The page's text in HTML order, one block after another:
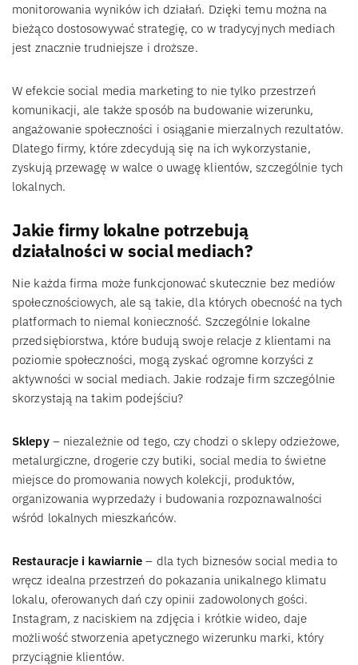
monitorowania wyników ich działań. Dzięki temu można na
bieżąco dostosowywać strategię, co w tradycyjnych mediach
jest znacznie trudniejsze i droższe.
W efekcie social media marketing to nie tylko przestrzeń
komunikacji, ale także sposób na budowanie wizerunku,
angażowanie społeczności i osiąganie mierzalnych rezultatów.
Dlatego firmy, które zdecydują się na ich wykorzystanie,
zyskują przewagę w walce o uwagę klientów, szczególnie tych
lokalnych.
Jakie firmy lokalne potrzebują
działalności w social mediach?
Nie każda firma może funkcjonować skutecznie bez mediów
społecznościowych, ale są takie, dla których obecność na tych
platformach to niemal konieczność. Szczególnie lokalne
przedsiębiorstwa, które budują swoje relacje z klientami na
poziomie społeczności, mogą zyskać ogromne korzyści z
aktywności w social mediach. Jakie rodzaje firm szczególnie
skorzystają na takim podejściu?
Sklepy– niezależnie od tego, czy chodzi o sklepy odzieżowe,
metalurgiczne, drogerie czy butiki, social media to świetne
miejsce do promowania nowych kolekcji, produktów,
organizowania wyprzedaży i budowania rozpoznawalności
wśród lokalnych mieszkańców.
Restauracje i kawiarnie – dla tych biznesów social media to
wręcz idealna przestrzeń do pokazania unikalnego klimatu
lokalu, oferowanych dań czy opinii zadowolonych gości.
Instagram, z naciskiem na zdjęcia i krótkie wideo, daje
możliwość stworzenia apetycznego wizerunku marki, który
przyciągnie klientów.